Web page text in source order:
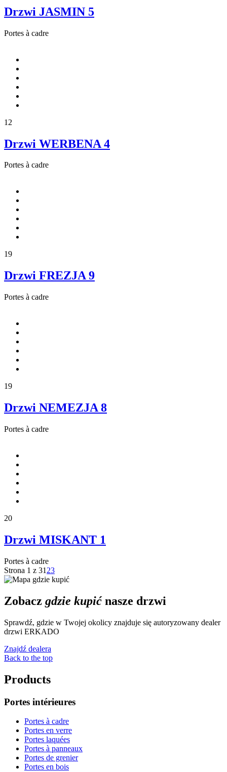
Drzwi JASMIN 5
Portes à cadre
12
Drzwi WERBENA 4
Portes à cadre
19
Drzwi FREZJA 9
Portes à cadre
19
Drzwi NEMEZJA 8
Portes à cadre
20
Drzwi MISKANT 1
Portes à cadre
Strona 1 z 31 23
Zobacz gdzie kupićnasze drzwi
Sprawdź, gdzie w Twojej okolicy znajduje się autoryzowany dealer
drzwi ERKADO
Znajdź dealera
Back to the top
Products
Portes intérieures
Portes à cadre
Portes en verre
Portes laquées
Portes à panneaux
Portes de grenier
Portes en bois